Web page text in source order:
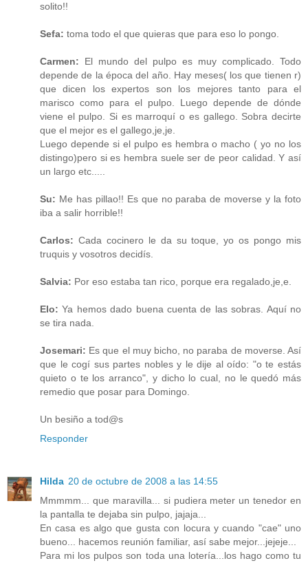
solito!!
Sefa: toma todo el que quieras que para eso lo pongo.
Carmen: El mundo del pulpo es muy complicado. Todo
depende de la época del año. Hay meses( los que tienen r)
que dicen los expertos son los mejores tanto para el
marisco como para el pulpo. Luego depende de dónde
viene el pulpo. Si es marroquí o es gallego. Sobra decirte
que el mejor es el gallego,je,je.
Luego depende si el pulpo es hembra o macho ( yo no los
distingo)pero si es hembra suele ser de peor calidad. Y así
un largo etc.....
Su: Me has pillao!! Es que no paraba de moverse y la foto
iba a salir horrible!!
Carlos: Cada cocinero le da su toque, yo os pongo mis
truquis y vosotros decidís.
Salvia: Por eso estaba tan rico, porque era regalado,je,e.
Elo: Ya hemos dado buena cuenta de las sobras. Aquí no
se tira nada.
Josemari: Es que el muy bicho, no paraba de moverse. Así
que le cogí sus partes nobles y le dije al oído: "o te estás
quieto o te los arranco", y dicho lo cual, no le quedó más
remedio que posar para Domingo.
Un besiño a tod@s
Responder
Hilda 20 de octubre de 2008 a las 14:55
Mmmmm... que maravilla... si pudiera meter un tenedor en
la pantalla te dejaba sin pulpo, jajaja...
En casa es algo que gusta con locura y cuando "cae" uno
bueno... hacemos reunión familiar, así sabe mejor...jejeje...
Para mi los pulpos son toda una lotería...los hago como tu